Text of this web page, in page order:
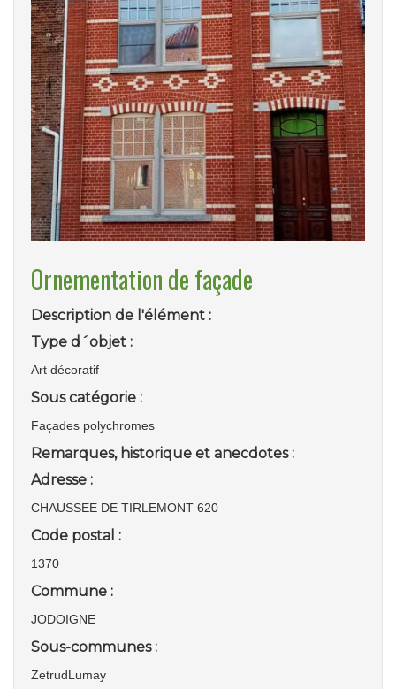
Ornementation de façade
Description de l'élément :
Type d´objet :
Art décoratif
Sous catégorie :
Façades polychromes
Remarques, historique et anecdotes :
Adresse :
CHAUSSEE DE TIRLEMONT 620
Code postal :
1370
Commune :
JODOIGNE
Sous-communes :
ZetrudLumay